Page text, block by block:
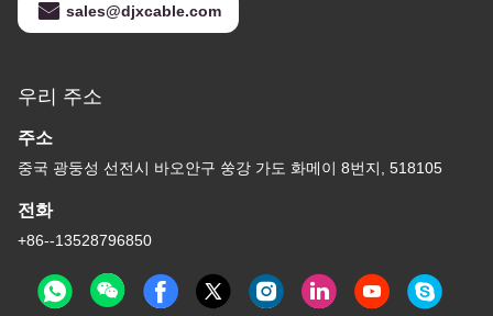
sales@djxcable.com
우리 주소
주소
중국 광둥성 선전시 바오안구 쑹강 가도 화메이 8번지, 518105
전화
+86--13528796850